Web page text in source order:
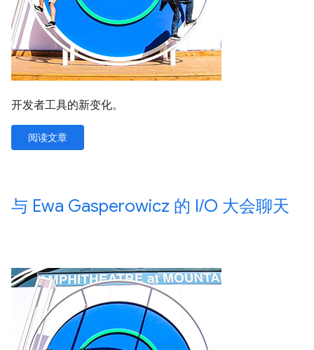
开发者工具的新变化。
阅读文章
与 Ewa Gasperowicz 的 I/O 大会聊天